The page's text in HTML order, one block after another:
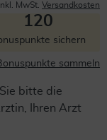
MwSt. Versandkosten
120
sichern
sammeln
bitte die
Ihren Arzt